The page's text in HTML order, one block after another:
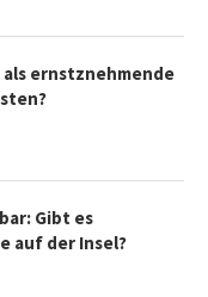
als ernstznehmende
Gibt es
auf der Insel?